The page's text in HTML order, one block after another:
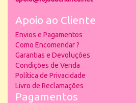
Apoio ao Cliente
Envios e Pagamentos
Como Encomendar ?
Garantias e Devoluções
Condições de Venda
Política de Privacidade
Livro de Reclamações
Pagamentos